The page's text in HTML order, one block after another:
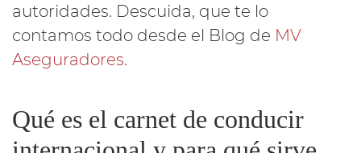
autoridades. Descuida, que te lo
contamos todo desde el Blog de MV
Aseguradores.
Qué es el carnet de conducir